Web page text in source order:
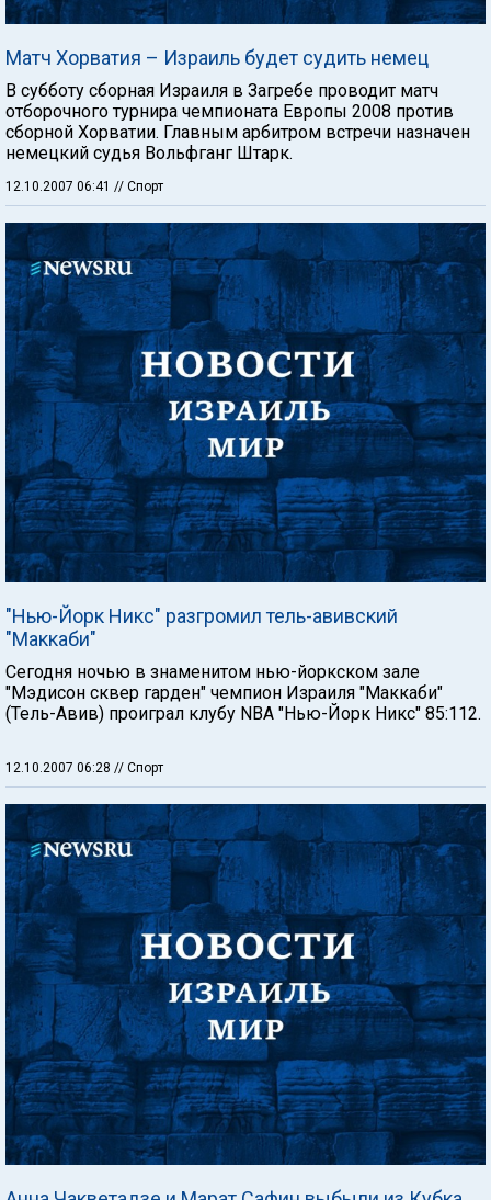
Матч Хорватия – Израиль будет судить немец
В субботу сборная Израиля в Загребе проводит матч
отборочного турнира чемпионата Европы 2008 против
сборной Хорватии. Главным арбитром встречи назначен
немецкий судья Вольфганг Штарк.
12.10.2007 06:41 // Спорт
"Нью-Йорк Никс" разгромил тель-авивский
"Маккаби"
Сегодня ночью в знаменитом нью-йоркском зале
"Мэдисон сквер гарден" чемпион Израиля "Маккаби"
(Тель-Авив) проиграл клубу NBA "Нью-Йорк Никс" 85:112.
12.10.2007 06:28 // Спорт